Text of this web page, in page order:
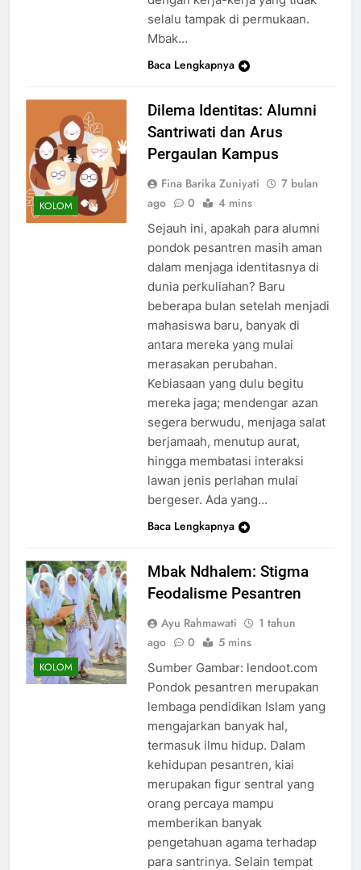
selalu tampak di permukaan.
Mbak…
Baca Lengkapnya
KOLOM
Dilema Identitas: Alumni
Santriwati dan Arus
Pergaulan Kampus
Fina Barika Zuniyati
7 bulan
ago
0 4 mins
Sejauh ini, apakah para alumni
pondok pesantren masih aman
dalam menjaga identitasnya di
dunia perkuliahan? Baru
beberapa bulan setelah menjadi
mahasiswa baru, banyak di
antara mereka yang mulai
merasakan perubahan.
Kebiasaan yang dulu begitu
mereka jaga; mendengar azan
segera berwudu, menjaga salat
berjamaah, menutup aurat,
hingga membatasi interaksi
lawan jenis perlahan mulai
bergeser. Ada yang…
Baca Lengkapnya
KOLOM
Mbak Ndhalem: Stigma
Feodalisme Pesantren
Ayu Rahmawati
1 tahun
ago
0 5 mins
Sumber Gambar: lendoot.com
Pondok pesantren merupakan
lembaga pendidikan Islam yang
mengajarkan banyak hal,
termasuk ilmu hidup. Dalam
kehidupan pesantren, kiai
merupakan figur sentral yang
orang percaya mampu
memberikan banyak
pengetahuan agama terhadap
para santrinya. Selain tempat